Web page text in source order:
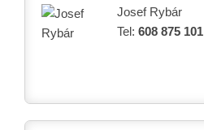
Josef Rybár
Tel: 608 875 101